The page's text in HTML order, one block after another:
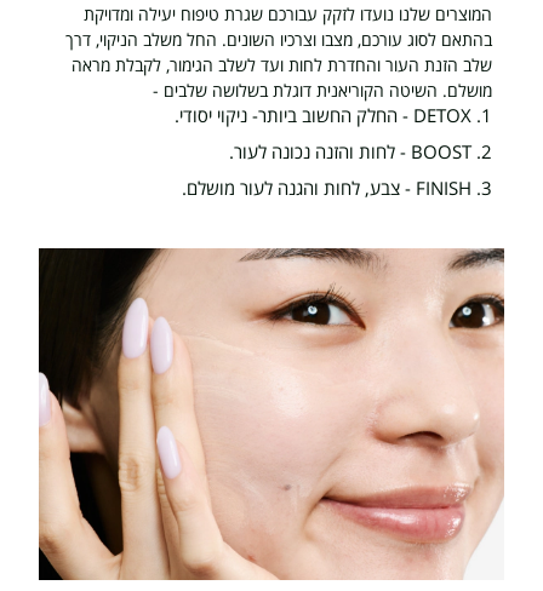
המוצרים שלנו נועדו לזקק עבורכם שגרת טיפוח יעילה ומדויקת
בהתאם לסוג עורכם, מצבו וצרכיו השונים. החל משלב הניקוי, דרך
שלב הזנת העור והחדרת לחות ועד לשלב הגימור, לקבלת מראה
מושלם. השיטה הקוריאנית דוגלת בשלושה שלבים -
1. DETOX - החלק החשוב ביותר- ניקוי יסודי.
2. BOOST - לחות והזנה נכונה לעור.
3. FINISH - צבע, לחות והגנה לעור מושלם.